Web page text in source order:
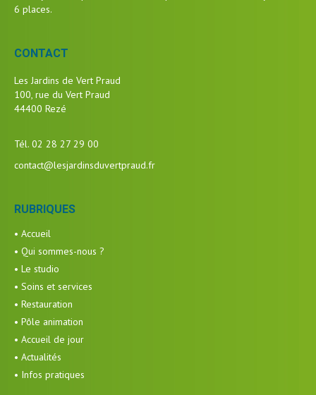
6 places.
CONTACT
Les Jardins de Vert Praud
100, rue du Vert Praud
44400 Rezé
Tél. 02 28 27 29 00
contact@lesjardinsduvertpraud.fr
RUBRIQUES
• Accueil
• Qui sommes-nous ?
• Le studio
• Soins et services
• Restauration
• Pôle animation
• Accueil de jour
• Actualités
• Infos pratiques